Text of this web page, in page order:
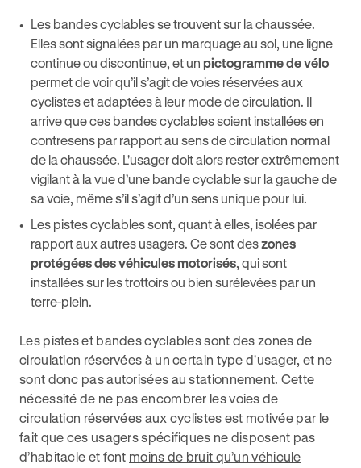
Les bandes cyclables se trouvent sur la chaussée.
Elles sont signalées par un marquage au sol, une ligne
continue ou discontinue, et un pictogramme de vélo
permet de voir qu’il s’agit de voies réservées aux
cyclistes et adaptées à leur mode de circulation. Il
arrive que ces bandes cyclables soient installées en
contresens par rapport au sens de circulation normal
de la chaussée. L'usager doit alors rester extrêmement
vigilant à la vue d’une bande cyclable sur la gauche de
sa voie, même s’il s’agit d’un sens unique pour lui.
Les pistes cyclables sont, quant à elles, isolées par
rapport aux autres usagers. Ce sont deszones
protégées des véhicules motorisés, qui sont
installées sur les trottoirs ou bien surélevées par un
terre-plein.
Les pistes et bandes cyclables sont des zones de
circulation réservées à un certain type d'usager, et ne
sont donc pas autorisées au stationnement. Cette
nécessité de ne pas encombrer les voies de
circulation réservées aux cyclistes est motivée par le
fait que ces usagers spécifiques ne disposent pas
d’habitacle et font moins de bruit qu’un véhicule